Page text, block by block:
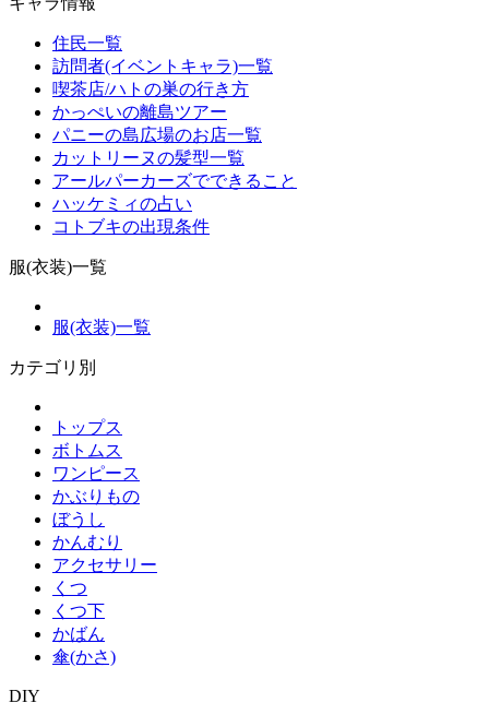
住民一覧
訪問者(イベントキャラ)一覧
喫茶店/ハトの巣の行き方
かっぺいの離島ツアー
パニーの島広場のお店一覧
カットリーヌの髪型一覧
アールパーカーズでできること
ハッケミィの占い
コトブキの出現条件
服(衣装)一覧
服(衣装)一覧
カテゴリ別
トップス
ボトムス
ワンピース
かぶりもの
ぼうし
かんむり
アクセサリー
くつ
くつ下
かばん
傘(かさ)
DIY